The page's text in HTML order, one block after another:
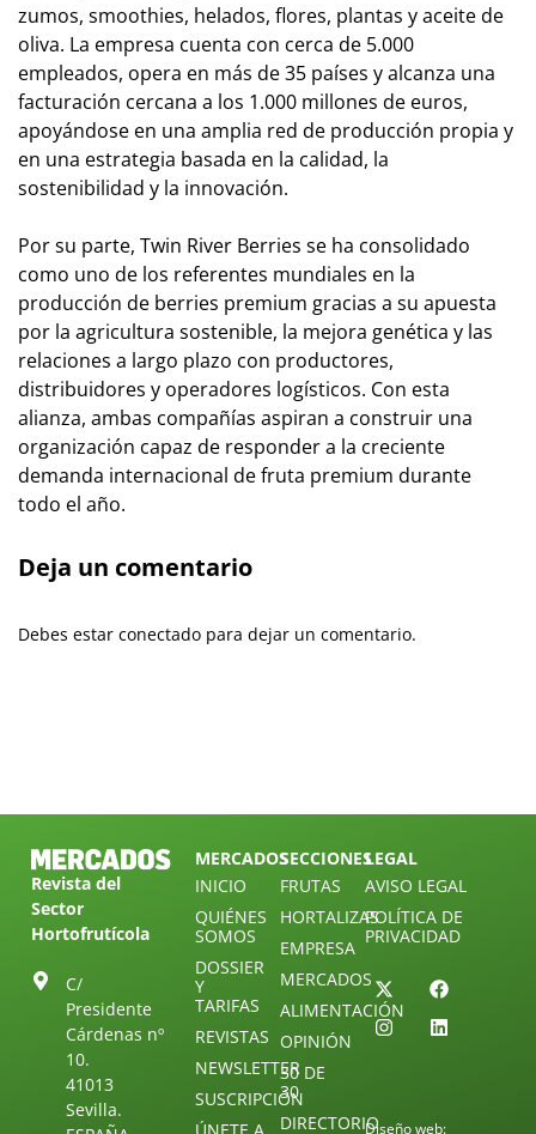
zumos, smoothies, helados, flores, plantas y aceite de
oliva. La empresa cuenta con cerca de 5.000
empleados, opera en más de 35 países y alcanza una
facturación cercana a los 1.000 millones de euros,
apoyándose en una amplia red de producción propia y
en una estrategia basada en la calidad, la
sostenibilidad y la innovación.
Por su parte, Twin River Berries se ha consolidado
como uno de los referentes mundiales en la
producción de berries premium gracias a su apuesta
por la agricultura sostenible, la mejora genética y las
relaciones a largo plazo con productores,
distribuidores y operadores logísticos. Con esta
alianza, ambas compañías aspiran a construir una
organización capaz de responder a la creciente
demanda internacional de fruta premium durante
todo el año.
Deja un comentario
Debes estar conectado para dejar un comentario.
Revista del
Sector
Hortofrutícola
C/
Presidente
Cárdenas nº
10.
41013
Sevilla.
MERCADOS
INICIO
QUIÉNES
SOMOS
DOSSIER
Y
TARIFAS
REVISTAS
NEWSLETTER
SUSCRIPCIÓN
ÚNETE A
SECCIONES
FRUTAS
HORTALIZAS
EMPRESA
MERCADOS
ALIMENTACIÓN
OPINIÓN
30 DE
30
DIRECTORIO
LEGAL
AVISO LEGAL
POLÍTICA DE
PRIVACIDAD
Diseño web: